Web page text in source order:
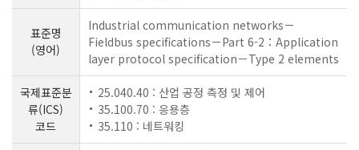
표준명
(영어)
Industrial communication networks－
Fieldbus specifications－Part 6-2：Application
layer protocol specification－Type 2 elements
국제표준분
류(ICS)
코드
25.040.40 : 산업 공정 측정 및 제어
35.100.70 : 응용층
35.110 : 네트워킹